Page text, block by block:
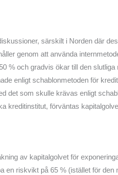
särskilt i Norden där
genom att använda
% och gradvis ökar till den
enligt schablonmetoden för
det som skulle krävas enligt
kreditinstitut, förväntas
av kapitalgolvet för
en riskvikt på 65 % (istället för